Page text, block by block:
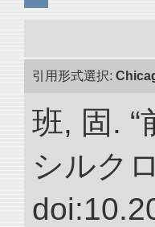
引用形式選択:
班, 固. “
シルク